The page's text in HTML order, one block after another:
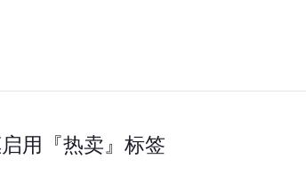
用『热卖』标签